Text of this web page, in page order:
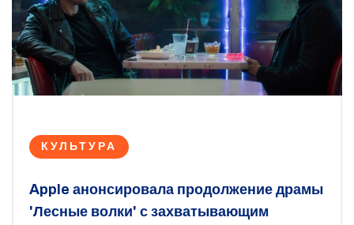
КУЛЬТУРА
Apple анонсировала продолжение драмы
'Лесные волки' с захватывающим